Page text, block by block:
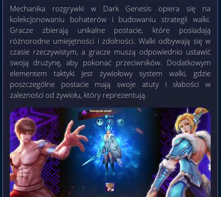
Mechanika rozgrywki w Dark Genesis opiera się na
kolekcjonowaniu bohaterów i budowaniu strategii walki.
Gracze zbierają unikalne postacie, które posiadają
różnorodne umiejętności i zdolności. Walki odbywają się w
czasie rzeczywistym, a gracze muszą odpowiednio ustawić
swoją drużynę, aby pokonać przeciwników. Dodatkowym
elementem taktyki jest żywiołowy system walki, gdzie
poszczególne postacie mają swoje atuty i słabości w
zależności od żywiołu, który reprezentują.